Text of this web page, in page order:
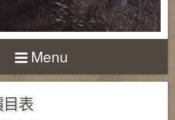
Menu
表